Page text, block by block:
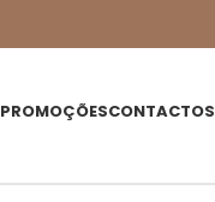
PROMOÇÕESCONTACTOS